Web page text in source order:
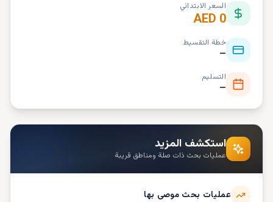
السعر الابتدائي
AED 0
خطة التقسيط
—
التسليم
—
استكشف المزيد
عمليات بحث ذات صلة ومناطق قريبة
عمليات بحث موصى بها